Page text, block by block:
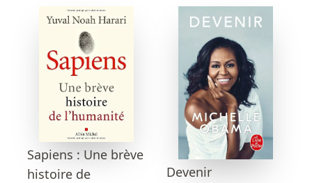
Sapiens : Une brève
histoire de
Devenir